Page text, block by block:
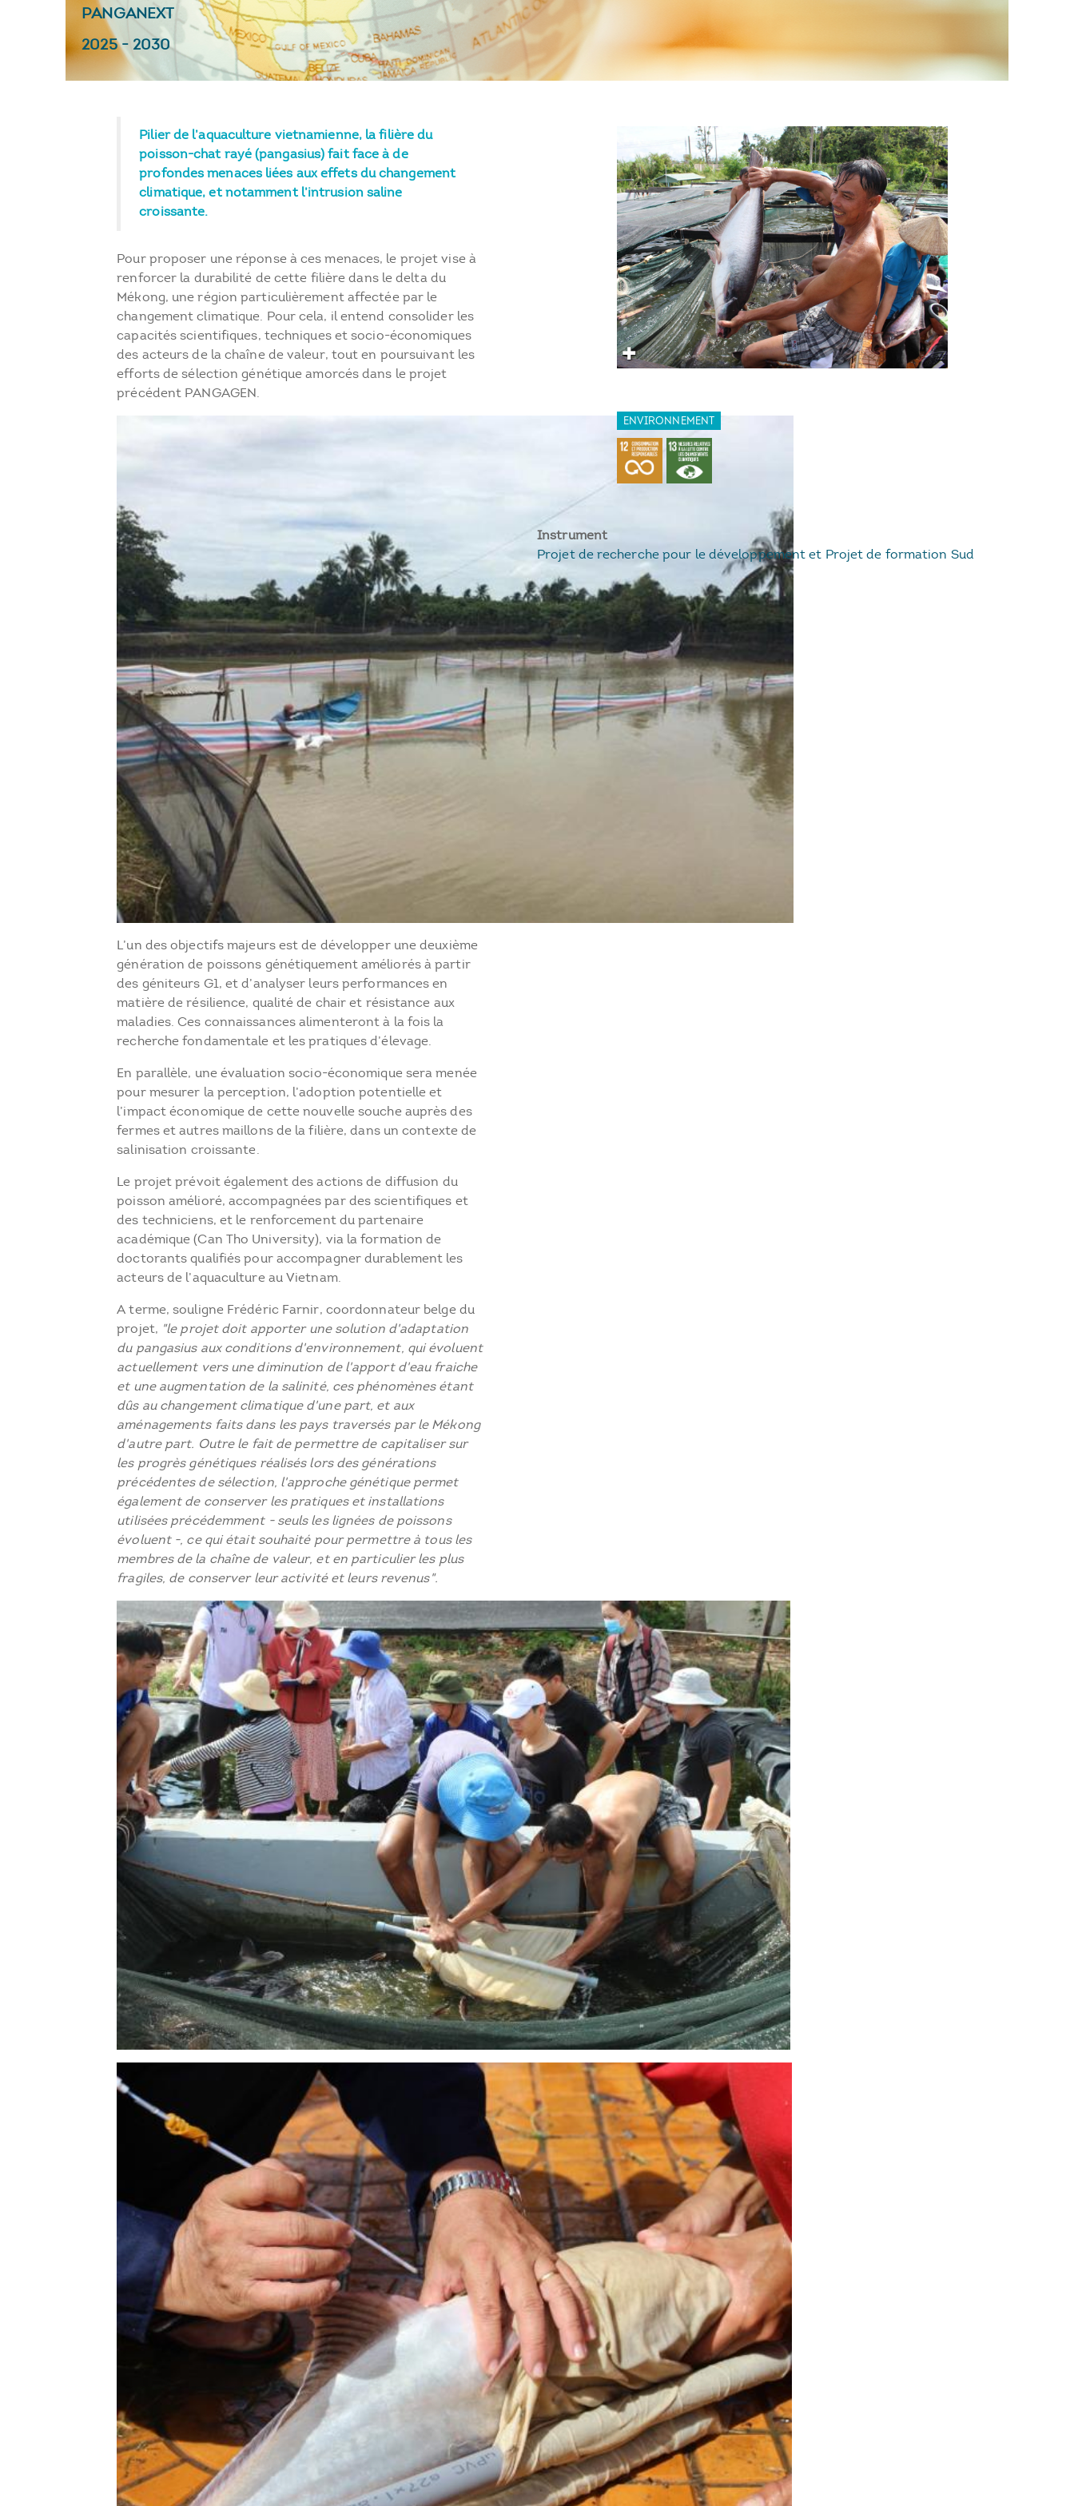
PANGANEXT
2025- 2030
Pilier de l’aquaculture vietnamienne, la filière du
poisson-chat rayé (pangasius) fait face à de
profondes menaces liées aux effets du changement
climatique, et notamment l’intrusion saline
croissante.
Pour proposer une réponse à ces menaces, le projet vise à
renforcer la durabilité de cette filière dans le delta du
Mékong, une région particulièrement affectée par le
changement climatique. Pour cela, il entend consolider les
capacités scientifiques, techniques et socio-économiques
des acteurs de la chaîne de valeur, tout en poursuivant les
efforts de sélection génétique amorcés dans le projet
précédent PANGAGEN.
L’un des objectifs majeurs est de développer une deuxième
génération de poissons génétiquement améliorés à partir
des géniteurs G1, et d’analyser leurs performances en
matière de résilience, qualité de chair et résistance aux
maladies. Ces connaissances alimenteront à la fois la
recherche fondamentale et les pratiques d’élevage.
En parallèle, une évaluation socio-économique sera menée
pour mesurer la perception, l’adoption potentielle et
l’impact économique de cette nouvelle souche auprès des
fermes et autres maillons de la filière, dans un contexte de
salinisation croissante.
Le projet prévoit également des actions de diffusion du
poisson amélioré, accompagnées par des scientifiques et
des techniciens, et le renforcement du partenaire
académique (Can Tho University), via la formation de
doctorants qualifiés pour accompagner durablement les
acteurs de l’aquaculture au Vietnam.
A terme, souligne Frédéric Farnir, coordonnateur belge du
projet, "le projet doit apporter une solution d'adaptation
du pangasius aux conditions d'environnement, qui évoluent
actuellement vers une diminution de l'apport d'eau fraiche
et une augmentation de la salinité, ces phénomènes étant
dûs au changement climatique d'une part, et aux
aménagements faits dans les pays traversés par le Mékong
d'autre part. Outre le fait de permettre de capitaliser sur
les progrès génétiques réalisés lors des générations
précédentes de sélection, l'approche génétique permet
également de conserver les pratiques et installations
utilisées précédemment - seuls les lignées de poissons
évoluent -, ce qui était souhaité pour permettre à tous les
membres de la chaîne de valeur, et en particulier les plus
fragiles, de conserver leur activité et leurs revenus".
ENVIRONNEMENT
Instrument
Projet de recherche pour le développement et Projet de formation Sud